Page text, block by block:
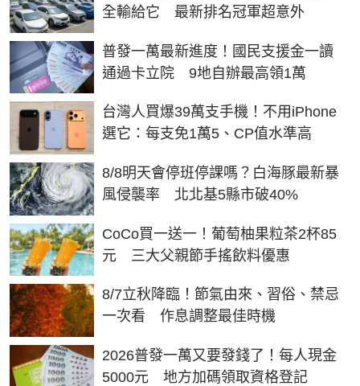
全輸給它 最新排名冠軍超意外
普發一萬最新進度！國民支援金一讀
通過卡立院 9地自辦最高領1萬
台灣人買爆39萬支手機！不用iPhone
選它：每支免1萬5、CP值水準高
8/8明天會停班停課嗎？白海豚最新暴
風侵襲率 北北基5縣市破40%
CoCo買一送一！葡萄柚果粒茶2杯85
元 三大父親節手搖飲料優惠
8/7立秋降臨！節氣由來、習俗、禁忌
一次看 作息調整最佳時機
2026普發一萬又要發錢了！每人現金
5000元 地方加碼領取資格登記